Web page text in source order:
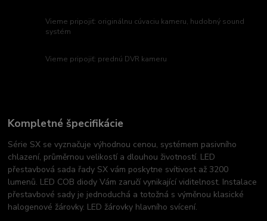
Vieme pripojiť: originálnu cúvaciu kameru, hudobný sound
systém
Vieme pripojiť: prednú DVR kameru
Kompletné špecifikácie
Série SX se vyznačuje výhodnou cenou, systémem pasivního
chlazení, průměrnou velikostí a dlouhou životností. LED
přestavbová sada řady SX vám poskytne svítivost až 3200
lumenů. LED COB diody Vám zaručí vynikající viditelnost. Instalace
přestavbové sady je jednoduchá a totožná s výměnou klasické
halogenové žárovky. LED žárovky hlavního svícení.